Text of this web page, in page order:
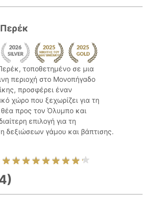
τοποθετημένο σε μια
περιοχή στο Μονοπήγαδο
προσφέρει έναν
χώρο που ξεχωρίζει για τη
θέα προς τον Όλυμπο και
επιλογή για τη
δεξιώσεων γάμου και βάπτισης.